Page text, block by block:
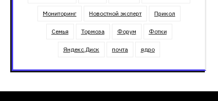
Мониторинг Новостной эксперт Прикол
Семья Тормоза Форум Фотки
Яндекс.Диск почта ядро